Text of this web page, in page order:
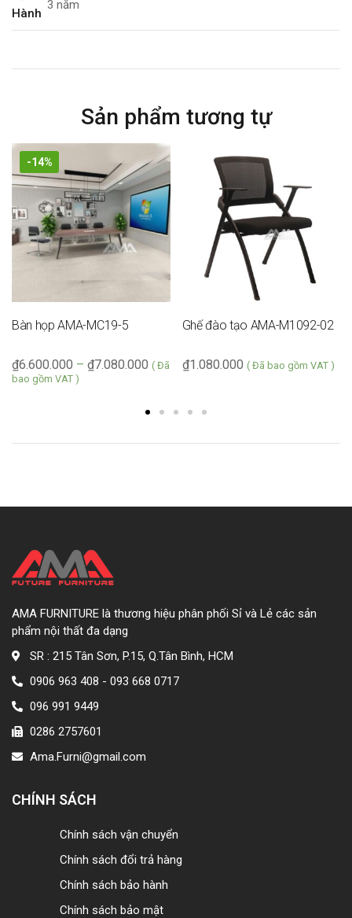
Hành
3 năm
Sản phẩm tương tự
-14%
Bàn họp AMA-MC19-5
6.600.000
₫ – 7.080.000
₫
( Đã
bao gồm VAT )
Ghế đào tạo AMA-M1092-02
1.080.000
₫ ( Đã bao gồm VAT )
AMA FURNITURE là thương hiệu phân phối Sỉ và Lẻ các sản
phẩm nội thất đa dạng
SR : 215 Tân Sơn, P.15, Q.Tân Bình, HCM
0906 963 408 - 093 668 0717
096 991 9449
0286 2757601
Ama.Furni@gmail.com
CHÍNH SÁCH
Chính sách vận chuyển
Chính sách đổi trả hàng
Chính sách bảo hành
Chính sách bảo mật